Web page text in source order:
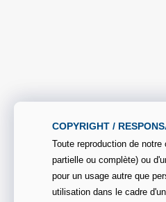
COPYRIGHT /
Toute reproduction de
partielle ou complète) ou
pour un usage autre que
utilisation dans le cadre